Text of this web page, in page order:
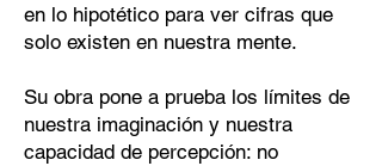
en lo hipotético para ver cifras que
solo existen en nuestra mente.
Su obra pone a prueba los límites de
nuestra imaginación y nuestra
capacidad de percepción: no